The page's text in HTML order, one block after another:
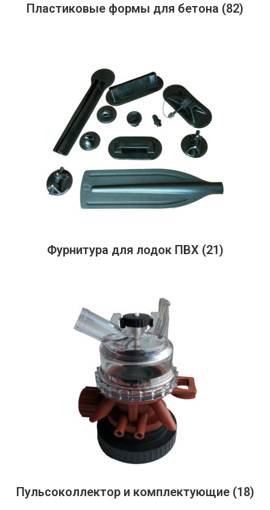
Пластиковые формы для бетона (82)
Фурнитура для лодок ПВХ (21)
Пульсоколлектор и комплектующие (18)